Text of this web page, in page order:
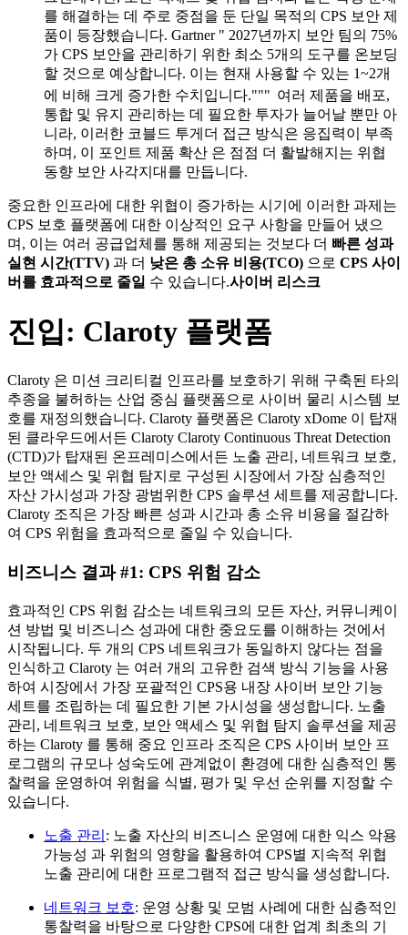
를 해결하는 데 주로 중점을 둔 단일 목적의 CPS 보안 제
품이 등장했습니다. Gartner " 2027년까지 보안 팀의 75%
가 CPS 보안을 관리하기 위한 최소 5개의 도구를 온보딩
할 것으로 예상합니다. 이는 현재 사용할 수 있는 1~2개
에 비해 크게 증가한 수치입니다.""" 여러 제품을 배포,
통합 및 유지 관리하는 데 필요한 투자가 늘어날 뿐만 아
니라, 이러한 코블드 투게더 접근 방식은 응집력이 부족
하며, 이 포인트 제품 확산 은 점점 더 활발해지는 위협
동향 보안 사각지대를 만듭니다.
중요한 인프라에 대한 위협이 증가하는 시기에 이러한 과제는
CPS 보호 플랫폼에 대한 이상적인 요구 사항을 만들어 냈으
며, 이는 여러 공급업체를 통해 제공되는 것보다 더 빠른 성과
실현 시간(TTV) 과 더 낮은 총 소유 비용(TCO) 으로 CPS 사이
버를 효과적으로 줄일 수 있습니다.사이버 리스크
진입: Claroty 플랫폼
Claroty 은 미션 크리티컬 인프라를 보호하기 위해 구축된 타의
추종을 불허하는 산업 중심 플랫폼으로 사이버 물리 시스템 보
호를 재정의했습니다. Claroty 플랫폼은 Claroty xDome 이 탑재
된 클라우드에서든 Claroty Claroty Continuous Threat Detection
(CTD)가 탑재된 온프레미스에서든 노출 관리, 네트워크 보호,
보안 액세스 및 위협 탐지로 구성된 시장에서 가장 심층적인
자산 가시성과 가장 광범위한 CPS 솔루션 세트를 제공합니다.
Claroty 조직은 가장 빠른 성과 시간과 총 소유 비용을 절감하
여 CPS 위험을 효과적으로 줄일 수 있습니다.
비즈니스 결과 #1: CPS 위험 감소
효과적인 CPS 위험 감소는 네트워크의 모든 자산, 커뮤니케이
션 방법 및 비즈니스 성과에 대한 중요도를 이해하는 것에서
시작됩니다. 두 개의 CPS 네트워크가 동일하지 않다는 점을
인식하고 Claroty 는 여러 개의 고유한 검색 방식 기능을 사용
하여 시장에서 가장 포괄적인 CPS용 내장 사이버 보안 기능
세트를 조립하는 데 필요한 기본 가시성을 생성합니다. 노출
관리, 네트워크 보호, 보안 액세스 및 위협 탐지 솔루션을 제공
하는 Claroty 를 통해 중요 인프라 조직은 CPS 사이버 보안 프
로그램의 규모나 성숙도에 관계없이 환경에 대한 심층적인 통
찰력을 운영하여 위험을 식별, 평가 및 우선 순위를 지정할 수
있습니다.
노출 관리 : 노출 자산의 비즈니스 운영에 대한 익스 악용
가능성 과 위험의 영향을 활용하여 CPS별 지속적 위협
노출 관리에 대한 프로그램적 접근 방식을 생성합니다.
네트워크 보호: 운영 상황 및 모범 사례에 대한 심층적인
통찰력을 바탕으로 다양한 CPS에 대한 업계 최초의 기